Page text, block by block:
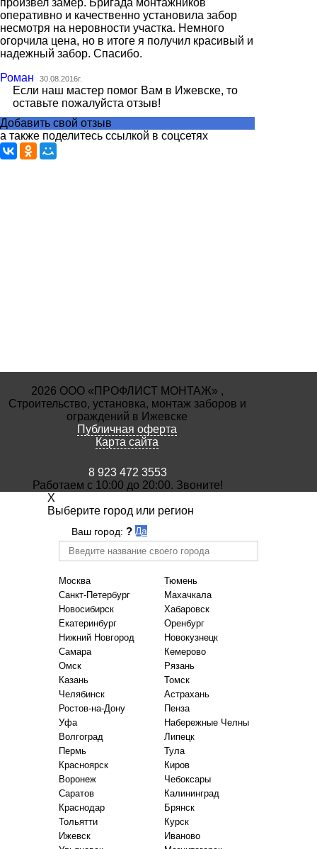
оперативно и качественно установила забор
несмотря на неровности участка. Немного
огорчила цена, но в итоге я получил красивый и
надежный забор. Спасибо.
Роман
30.08.2016г.
Если наш мастер помог Вам в Ижевске, то
оставьте пожалуйста отзыв!
Добавить свой отзыв
а также поделитесь ссылкой в соцсетях
2026 ООО «ПРОФЛИСТ МОНТАЖ» ,
Строительство, установка, монтаж заборов и
ограждений в Ижевске
Публичная оферта
Карта сайта
8 923 472 3553
Работаем с 10:00 до 20:00. Звоните!
X
Выберите город или регион
Ваш город: ? Да
Москва
Санкт-Петербург
Новосибирск
Екатеринбург
Нижний Новгород
Самара
Омск
Казань
Челябинск
Ростов-на-Дону
Уфа
Волгоград
Пермь
Красноярск
Воронеж
Саратов
Краснодар
Тольятти
Ижевск
Тюмень
Махачкала
Хабаровск
Оренбург
Новокузнецк
Кемерово
Рязань
Томск
Астрахань
Пенза
Набережные Челны
Липецк
Тула
Киров
Чебоксары
Калининград
Брянск
Курск
Иваново